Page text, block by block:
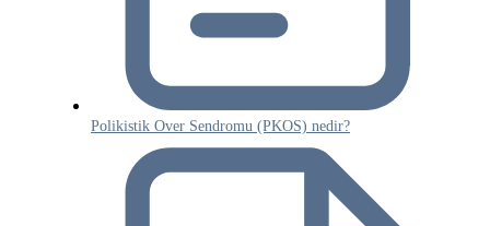
Polikistik Over Sendromu (PKOS) nedir?